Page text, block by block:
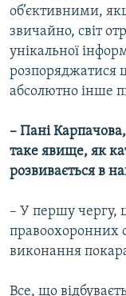
об’єктивними,
звичайно, світ
унікальної
розпоряджатися
абсолютно інше
– Пані
таке явище, як
розвивається в
– У першу чергу,
правоохоронних
виконання
Все, що